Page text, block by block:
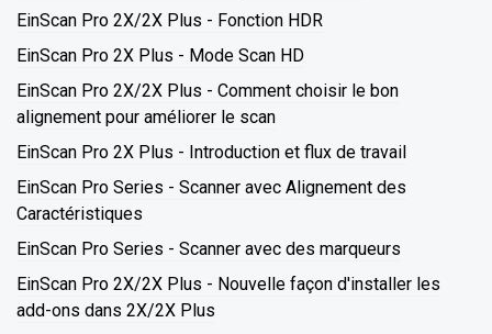
EinScan Pro 2X/2X Plus - Fonction HDR
EinScan Pro 2X Plus - Mode Scan HD
EinScan Pro 2X/2X Plus - Comment choisir le bon
alignement pour améliorer le scan
EinScan Pro 2X Plus - Introduction et flux de travail
EinScan Pro Series - Scanner avec Alignement des
Caractéristiques
EinScan Pro Series - Scanner avec des marqueurs
EinScan Pro 2X/2X Plus - Nouvelle façon d'installer les
add-ons dans 2X/2X Plus